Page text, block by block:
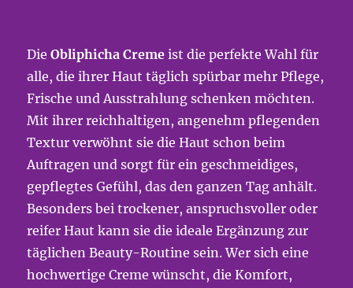
DieObliphicha Creme ist die perfekte Wahl für
alle, die ihrer Haut täglich spürbar mehr Pflege,
Frische und Ausstrahlung schenken möchten.
Mit ihrer reichhaltigen, angenehm pflegenden
Textur verwöhnt sie die Haut schon beim
Auftragen und sorgt für ein geschmeidiges,
gepflegtes Gefühl, das den ganzen Tag anhält.
Besonders bei trockener, anspruchsvoller oder
reifer Haut kann sie die ideale Ergänzung zur
täglichen Beauty-Routine sein. Wer sich eine
hochwertige Creme wünscht, die Komfort,